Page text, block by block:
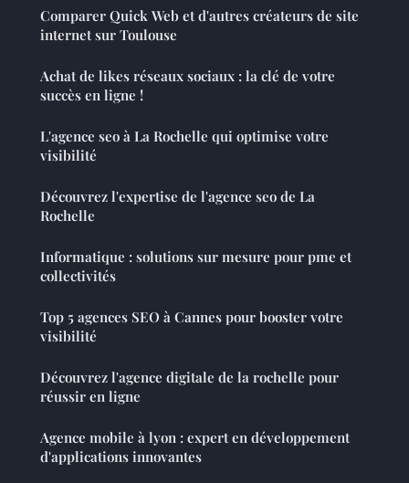
Comparer Quick Web et d'autres créateurs de site
internet sur Toulouse
Achat de likes réseaux sociaux : la clé de votre
succès en ligne !
L'agence seo à La Rochelle qui optimise votre
visibilité
Découvrez l'expertise de l'agence seo de La
Rochelle
Informatique : solutions sur mesure pour pme et
collectivités
Top 5 agences SEO à Cannes pour booster votre
visibilité
Découvrez l'agence digitale de la rochelle pour
réussir en ligne
Agence mobile à lyon : expert en développement
d'applications innovantes